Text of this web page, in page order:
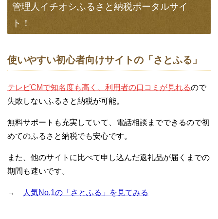
管理人イチオシふるさと納税ポータルサイ
ト！
使いやすい初心者向けサイトの「さとふる」
テレビCMで知名度も高く、利用者の口コミが見れるので
失敗しないふるさと納税が可能。
無料サポートも充実していて、電話相談までできるので初
めてのふるさと納税でも安心です。
また、他のサイトに比べて申し込んだ返礼品が届くまでの
期間も速いです。
→ 人気No,1の「さとふる」を見てみる